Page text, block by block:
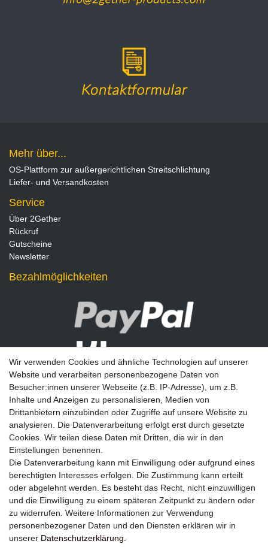
Mehr über...
OS-Plattform zur außergerichtlichen Streitschlichtung
Liefer- und Versandkosten
Service
Über 2Gether
Rückruf
Gutscheine
Newsletter
Bezahlmöglichkeiten
Newsletter
E-MAIL **
Hiermit bestätige ich, dass ich dieDaten­schutz­erklärung
gelesen habe. Meine
Einwilligung kann ich jederzeit widerrufen.**
Abonnieren
Wir verwenden Cookies und ähnliche Technologien auf unserer
Website und verarbeiten personenbezogene Daten von
Besucher:innen unserer Webseite (z.B. IP-Adresse), um z.B.
Inhalte und Anzeigen zu personalisieren, Medien von
Drittanbietern einzubinden oder Zugriffe auf unsere Website zu
analysieren. Die Datenverarbeitung erfolgt erst durch gesetzte
Cookies. Wir teilen diese Daten mit Dritten, die wir in den
Einstellungen benennen.
Die Datenverarbeitung kann mit Einwilligung oder aufgrund eines
berechtigten Interesses erfolgen. Die Zustimmung kann erteilt
oder abgelehnt werden. Es besteht das Recht, nicht einzuwilligen
und die Einwilligung zu einem späteren Zeitpunkt zu ändern oder
zu widerrufen. Weitere Informationen zur Verwendung
personenbezogener Daten und den Diensten erklären wir in
unserer Daten­schutz­erklärung